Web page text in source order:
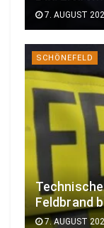
7. AUGUST
SCHÖNEFELD
Feldbrand
7. AUGUST